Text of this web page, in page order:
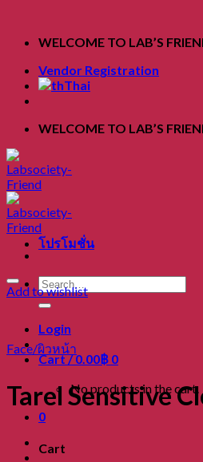
contentWELCOME TO LAB’S
Vendor Registration
Thai
WELCOME TO LAB’S
Search
for:
Login
Cart /0.00฿ 0
No products in the cart.
0
Cart
โปรโมชั่น
Add to wishlist
Face/ผิวหน้า
Tarel Sensitive